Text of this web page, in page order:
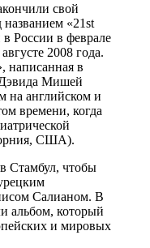
свой
«21st
России в феврале
2008 года.
написанная в
Дэвида Мишей
на английском и
времени, когда
США).
Стамбул, чтобы
Салианом. В
альбом, который
и мировых